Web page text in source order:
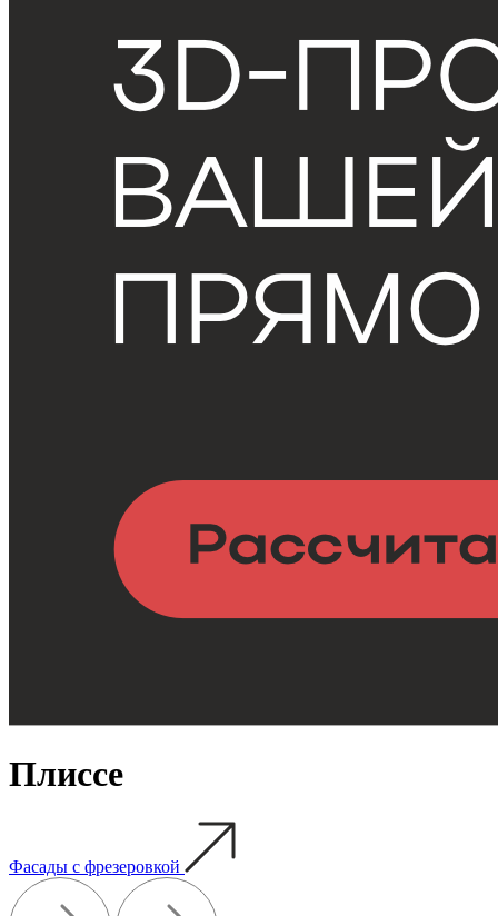
Плиссе
Фасады с фрезеровкой